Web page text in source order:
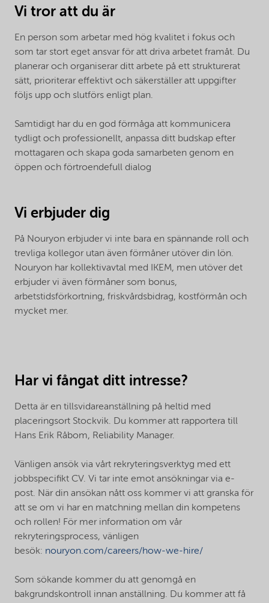
Vi tror att du är
En person som arbetar med hög kvalitet i fokus och
som tar stort eget ansvar för att driva arbetet framåt. Du
planerar och organiserar ditt arbete på ett strukturerat
sätt, prioriterar effektivt och säkerställer att uppgifter
följs upp och slutförs enligt plan.
Samtidigt har du en god förmåga att kommunicera
tydligt och professionellt, anpassa ditt budskap efter
mottagaren och skapa goda samarbeten genom en
öppen och förtroendefull dialog
Vi erbjuder dig
På Nouryon erbjuder vi inte bara en spännande roll och
trevliga kollegor utan även förmåner utöver din lön.
Nouryon har kollektivavtal med IKEM, men utöver det
erbjuder vi även förmåner som bonus,
arbetstidsförkortning, friskvårdsbidrag, kostförmån och
mycket mer.
Har vi fångat ditt intresse?
Detta är en tillsvidareanställning på heltid med
placeringsort Stockvik. Du kommer att rapportera till
Hans Erik Råbom, Reliability Manager.
Vänligen ansök via vårt rekryteringsverktyg med ett
jobbspecifikt CV. Vi tar inte emot ansökningar via e-
post. När din ansökan nått oss kommer vi att granska för
att se om vi har en matchning mellan din kompetens
och rollen! För mer information om vår
rekryteringsprocess, vänligen
besök: nouryon.com/careers/how-we-hire/
Som sökande kommer du att genomgå en
bakgrundskontroll innan anställning. Du kommer att få